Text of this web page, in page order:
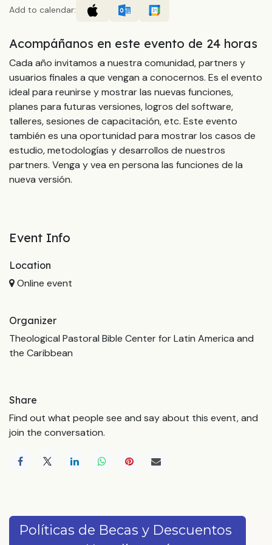
Add to calendar:
Acompáñanos en este evento de 24 horas
Cada año invitamos a nuestra comunidad, partners y
usuarios finales a que vengan a conocernos. Es el evento
ideal para reunirse y mostrar las nuevas funciones,
planes para futuras versiones, logros del software,
talleres, sesiones de capacitación, etc. Este evento
también es una oportunidad para mostrar los casos de
estudio, metodologías y desarrollos de nuestros
partners. Venga y vea en persona las funciones de la
nueva versión.
Event Info
Location
Online event
Organizer
Theological Pastoral Bible Center for Latin America and
the Caribbean
Share
Find out what people see and say about this event, and
join the conversation.
Políticas de Becas y Descuentos